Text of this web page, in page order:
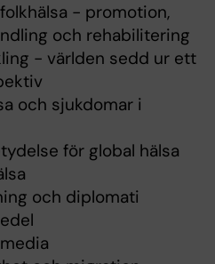
- promotion,
och rehabilitering
- världen sedd ur ett
och sjukdomar i
för global hälsa
och diplomati